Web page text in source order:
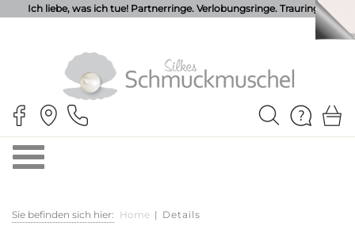
Ich liebe, was ich tue! Partnerringe. Verlobungsringe. Trauringe.
Sie befinden sich hier: Home | Details